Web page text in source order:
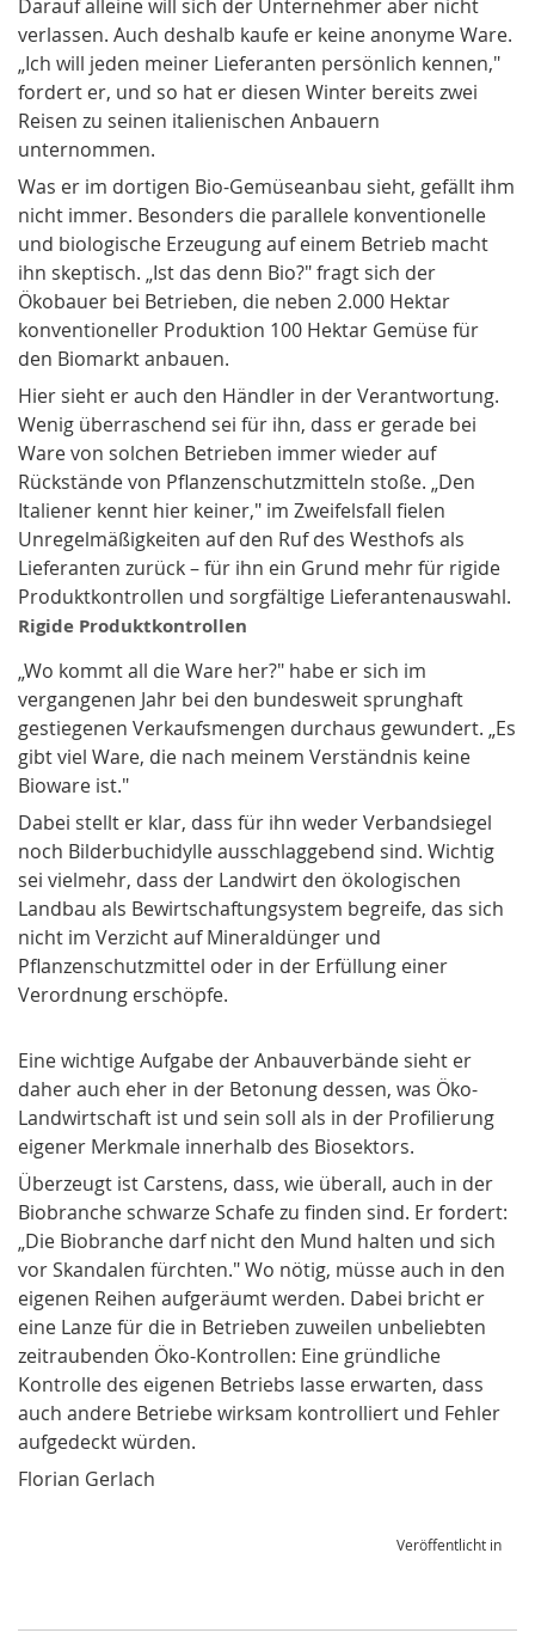
Darauf alleine will sich der Unternehmer aber nicht
verlassen. Auch deshalb kaufe er keine anonyme Ware.
„Ich will jeden meiner Lieferanten persönlich kennen,"
fordert er, und so hat er diesen Winter bereits zwei
Reisen zu seinen italienischen Anbauern
unternommen.
Was er im dortigen Bio-Gemüseanbau sieht, gefällt ihm
nicht immer. Besonders die parallele konventionelle
und biologische Erzeugung auf einem Betrieb macht
ihn skeptisch. „Ist das denn Bio?" fragt sich der
Ökobauer bei Betrieben, die neben 2.000 Hektar
konventioneller Produktion 100 Hektar Gemüse für
den Biomarkt anbauen.
Hier sieht er auch den Händler in der Verantwortung.
Wenig überraschend sei für ihn, dass er gerade bei
Ware von solchen Betrieben immer wieder auf
Rückstände von Pflanzenschutzmitteln stoße. „Den
Italiener kennt hier keiner," im Zweifelsfall fielen
Unregelmäßigkeiten auf den Ruf des Westhofs als
Lieferanten zurück – für ihn ein Grund mehr für rigide
Produktkontrollen und sorgfältige Lieferantenauswahl.
Rigide Produktkontrollen
„Wo kommt all die Ware her?" habe er sich im
vergangenen Jahr bei den bundesweit sprunghaft
gestiegenen Verkaufsmengen durchaus gewundert. „Es
gibt viel Ware, die nach meinem Verständnis keine
Bioware ist."
Dabei stellt er klar, dass für ihn weder Verbandsiegel
noch Bilderbuchidylle ausschlaggebend sind. Wichtig
sei vielmehr, dass der Landwirt den ökologischen
Landbau als Bewirtschaftungsystem begreife, das sich
nicht im Verzicht auf Mineraldünger und
Pflanzenschutzmittel oder in der Erfüllung einer
Verordnung erschöpfe.
Eine wichtige Aufgabe der Anbauverbände sieht er
daher auch eher in der Betonung dessen, was Öko-
Landwirtschaft ist und sein soll als in der Profilierung
eigener Merkmale innerhalb des Biosektors.
Überzeugt ist Carstens, dass, wie überall, auch in der
Biobranche schwarze Schafe zu finden sind. Er fordert:
„Die Biobranche darf nicht den Mund halten und sich
vor Skandalen fürchten." Wo nötig, müsse auch in den
eigenen Reihen aufgeräumt werden. Dabei bricht er
eine Lanze für die in Betrieben zuweilen unbeliebten
zeitraubenden Öko-Kontrollen: Eine gründliche
Kontrolle des eigenen Betriebs lasse erwarten, dass
auch andere Betriebe wirksam kontrolliert und Fehler
aufgedeckt würden.
Florian Gerlach
Veröffentlicht in